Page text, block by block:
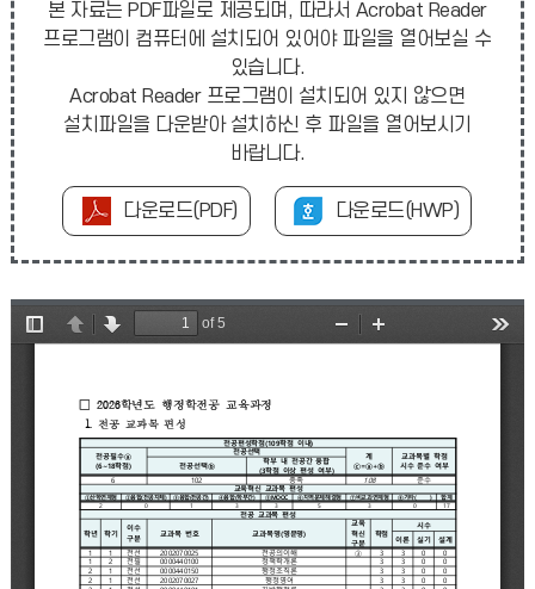
본 자료는 PDF파일로 제공되며, 따라서 Acrobat Reader
프로그램이 컴퓨터에 설치되어 있어야 파일을 열어보실 수
있습니다.
Acrobat Reader 프로그램이 설치되어 있지 않으면
설치파일을 다운받아 설치하신 후 파일을 열어보시기
바랍니다.
다운로드(PDF) 다운로드(HWP)